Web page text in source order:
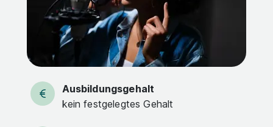
Ausbildungsgehalt
kein festgelegtes Gehalt